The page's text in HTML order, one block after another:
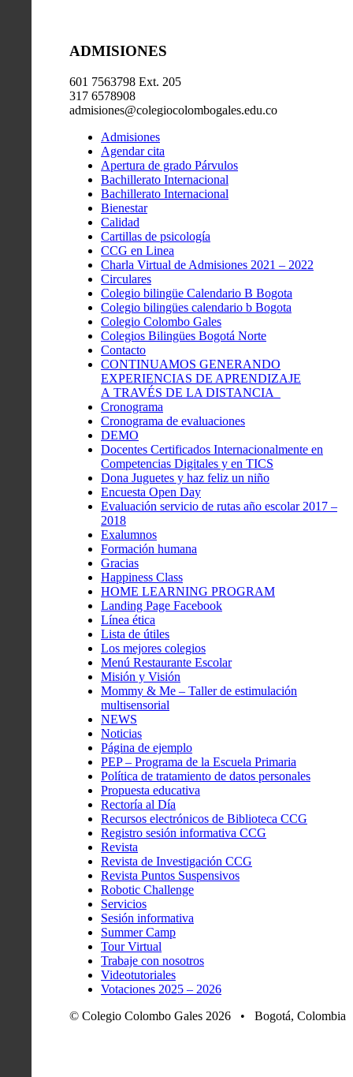
ADMISIONES
601 7563798 Ext. 205
317 6578908
admisiones@colegiocolombogales.edu.co
Admisiones
Agendar cita
Apertura de grado Párvulos
Bachillerato Internacional
Bachillerato Internacional
Bienestar
Calidad
Cartillas de psicología
CCG en Linea
Charla Virtual de Admisiones 2021 – 2022
Circulares
Colegio bilingüe Calendario B Bogota
Colegio bilingües calendario b Bogota
Colegio Colombo Gales
Colegios Bilingües Bogotá Norte
Contacto
CONTINUAMOS GENERANDO
EXPERIENCIAS DE APRENDIZAJE
A TRAVÉS DE LA DISTANCIA
Cronograma
Cronograma de evaluaciones
DEMO
Docentes Certificados Internacionalmente en
Competencias Digitales y en TICS
Dona Juguetes y haz feliz un niño
Encuesta Open Day
Evaluación servicio de rutas año escolar 2017 –
2018
Exalumnos
Formación humana
Gracias
Happiness Class
HOME LEARNING PROGRAM
Landing Page Facebook
Línea ética
Lista de útiles
Los mejores colegios
Menú Restaurante Escolar
Misión y Visión
Mommy & Me – Taller de estimulación
multisensorial
NEWS
Noticias
Página de ejemplo
PEP – Programa de la Escuela Primaria
Política de tratamiento de datos personales
Propuesta educativa
Rectoría al Día
Recursos electrónicos de Biblioteca CCG
Registro sesión informativa CCG
Revista
Revista de Investigación CCG
Revista Puntos Suspensivos
Robotic Challenge
Servicios
Sesión informativa
Summer Camp
Tour Virtual
Trabaje con nosotros
Videotutoriales
Votaciones 2025 – 2026
© Colegio Colombo Gales 2026 • Bogotá, Colombia